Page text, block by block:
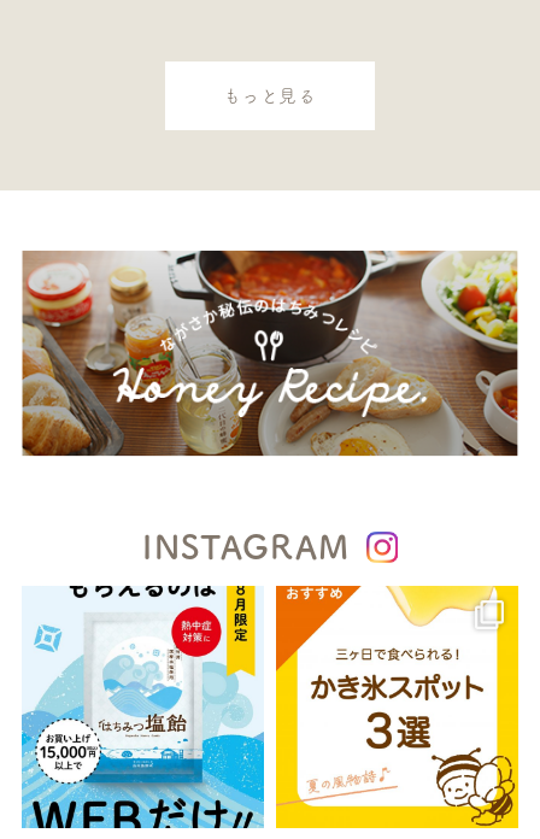
もっと見る
INSTAGRAM